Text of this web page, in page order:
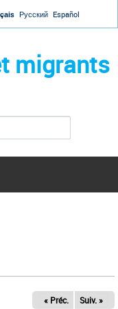
Русский Español
migrants
« Préc. Suiv. »